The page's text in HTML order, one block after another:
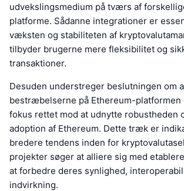
udvekslingsmedium på tværs af
platforme. Sådanne integrationer er
væksten og stabiliteten af
tilbyder brugerne mere fleksibilitet og
transaktioner.
Desuden understreger beslutningen om
bestræbelserne på Ethereum-platformen
fokus rettet mod at udnytte robustheden
adoption af Ethereum. Dette træk er
bredere tendens inden for
projekter søger at alliere sig med
at forbedre deres synlighed,
indvirkning.